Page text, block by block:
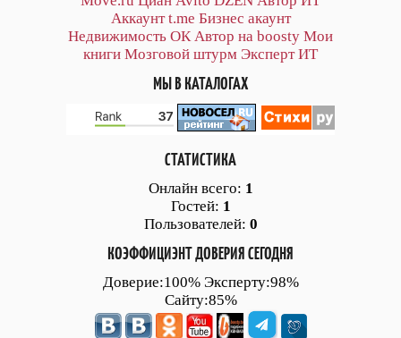
Аккаунт t.me Бизнес акаунт
Недвижимость ОК Автор на boosty Мои
книги Мозговой штурм Эксперт ИТ
МЫ В КАТАЛОГАХ
СТАТИСТИКА
Онлайн всего: 1
Гостей: 1
Пользователей: 0
КОЭФФИЦИЭНТ ДОВЕРИЯ СЕГОДНЯ
Доверие:100% Эксперту:98%
Сайту:85%